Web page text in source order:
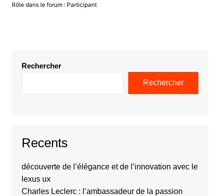
Rôle dans le forum : Participant
Rechercher
Rechercher
Recents
découverte de l’élégance et de l’innovation avec le
lexus ux
Charles Leclerc : l’ambassadeur de la passion